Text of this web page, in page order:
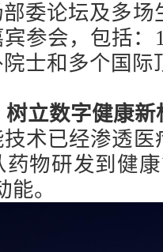
委论坛及多
参会，包括
士和多个国际
树立数字健康新
术已经渗透医
物研发到健
。